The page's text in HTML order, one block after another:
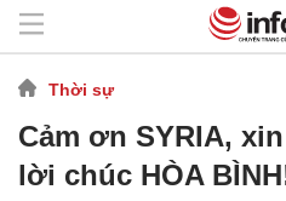
Thời sự
Cảm ơn SYRIA,
lời chúc HÒA